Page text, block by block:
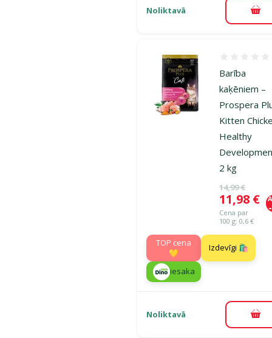
Noliktavā
Barība
kaķēniem –
Prospera
Kitten
Healthy
2 kg
Oriģinālā
14,99 €
Cena
11,98 €
Cena par
100 g: 0,6 €
TOP cena
💛
Izdevīgi 🛍️
iesaka
Noliktavā